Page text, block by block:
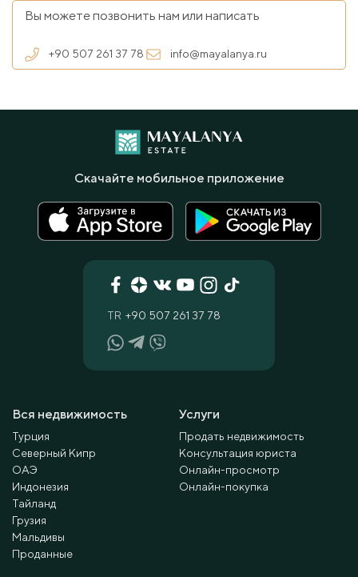
Вы можете позвонить нам или написать
+90 507 261 37 78 info@mayalanya.ru
Вся недвижимость
Турция
Северный Кипр
ОАЭ
Индонезия
Тайланд
Грузия
Мальдивы
Проданные
Услуги
Продать недвижимость
Консультация юриста
Онлайн-просмотр
Онлайн-покупка
TR +90 507 261 37 78
Скачайте мобильное приложение